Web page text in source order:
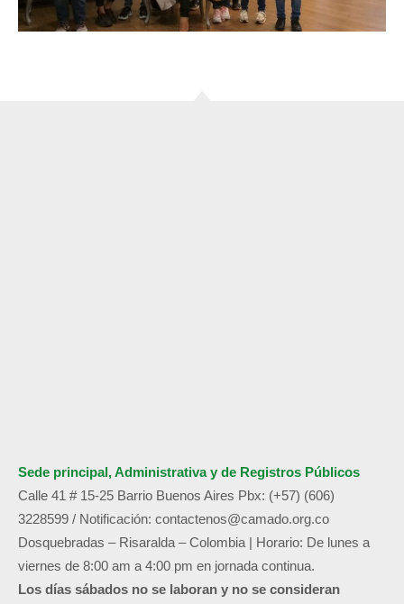
Sede principal, Administrativa y de Registros Públicos
Calle 41 # 15-25 Barrio Buenos Aires Pbx: (+57) (606)
3228599 / Notificación: contactenos@camado.org.co
Dosquebradas – Risaralda – Colombia | Horario: De lunes a
viernes de 8:00 am a 4:00 pm en jornada continua.
Los días sábados no se laboran y no se consideran